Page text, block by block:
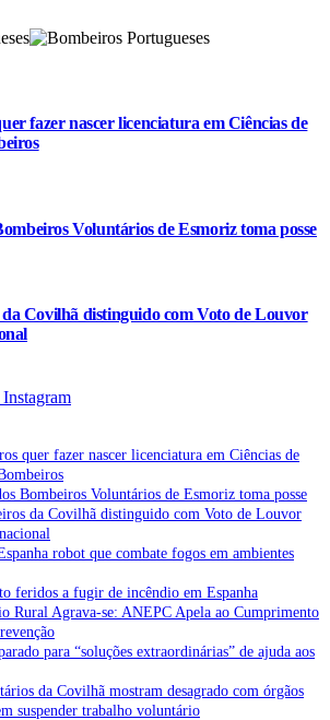
fazer nascer licenciatura em Ciências de
Voluntários de Esmoriz toma posse
Covilhã distinguido com Voto de Louvor
Instagram
quer fazer nascer licenciatura em Ciências de
Bombeiros Voluntários de Esmoriz toma posse
da Covilhã distinguido com Voto de Louvor
robot que combate fogos em ambientes
feridos a fugir de incêndio em Espanha
Rural Agrava-se: ANEPC Apela ao Cumprimento
para “soluções extraordinárias” de ajuda aos
da Covilhã mostram desagrado com órgãos
suspender trabalho voluntário